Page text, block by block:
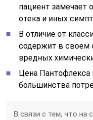
пациент замечает
отека и иных
В отличие от
содержит в своем
вредных
Цена Пантофлекса
большинства
В связи с тем, что на